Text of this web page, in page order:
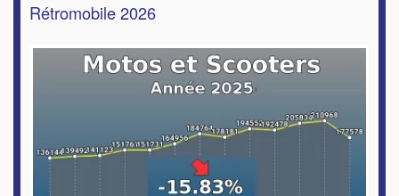
Rétromobile 2026